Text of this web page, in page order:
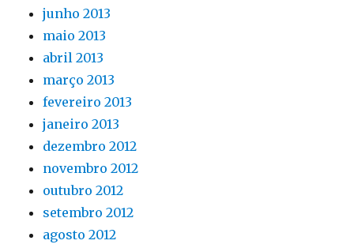
junho 2013
maio 2013
abril 2013
março 2013
fevereiro 2013
janeiro 2013
dezembro 2012
novembro 2012
outubro 2012
setembro 2012
agosto 2012